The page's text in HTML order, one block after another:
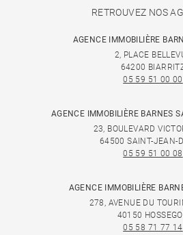
RETROUVEZ NOS
AGENCE IMMOBILIÈRE
2, PLACE
64200
05 59 51 00 00
AGENCE IMMOBILIÈRE BARNES
23, BOULEVARD
64500 SAINT-JEAN-
05 59 51 00 08
AGENCE IMMOBILIÈRE
278, AVENUE DU
40150
05 58 71 77 14